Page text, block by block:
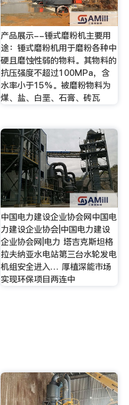
产品展示--锤式磨粉机主要用
途：锤式磨粉机用于磨粉各种中
硬且磨蚀性弱的物料。其物料的
抗压强度不超过100MPa，含
水率小于15%。被磨粉物料为
煤、盐、白垩、石膏、砖瓦
中国电力建设企业协会网中国电
力建设企业协会|中国电力建设
企业协会网|电力 塔吉克斯坦格
拉夫纳亚水电站第三台水轮发电
机组安全进入… 厚植深能市场
实现环保项目两连中